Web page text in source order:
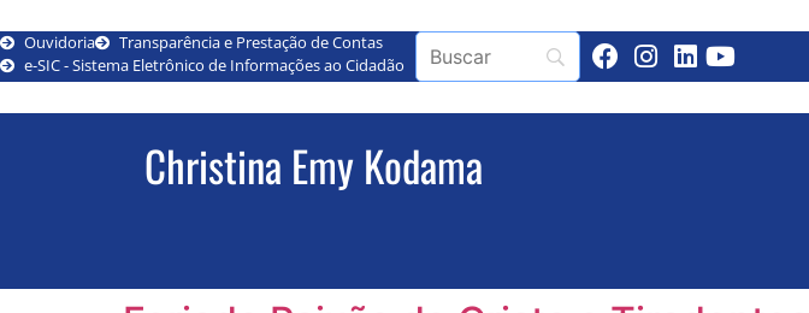
Ouvidoria
Transparência e Prestação de Contas
e-SIC - Sistema Eletrônico de Informações ao Cidadão
Christina Emy Kodama